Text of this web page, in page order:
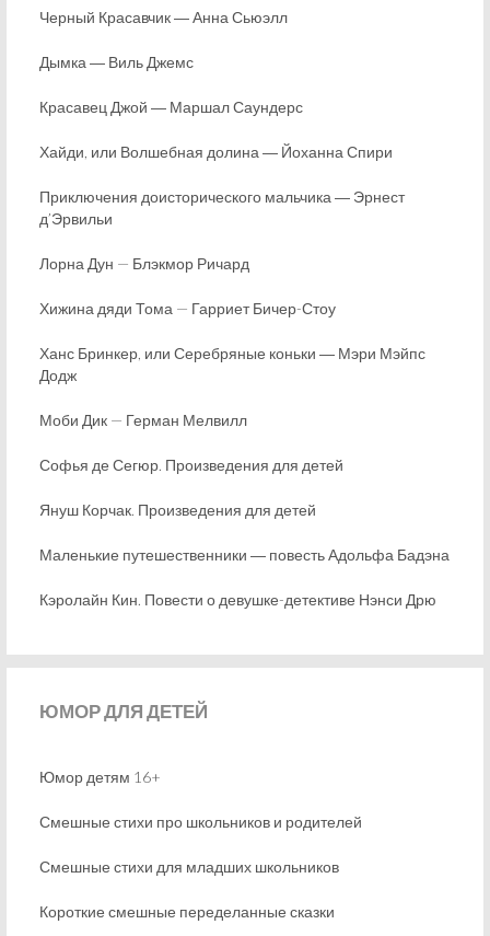
Черный Красавчик ― Анна Сьюэлл
Дымка ― Виль Джемс
Красавец Джой ― Маршал Саундерс
Хайди, или Волшебная долина ― Йоханна Спири
Приключения доисторического мальчика ― Эрнест
д’Эрвильи
Лорна Дун — Блэкмор Ричард
Хижина дяди Тома — Гарриет Бичер-Стоу
Ханс Бринкер, или Серебряные коньки ― Мэри Мэйпс
Додж
Моби Дик — Герман Мелвилл
Софья де Сегюр. Произведения для детей
Януш Корчак. Произведения для детей
Маленькие путешественники ― повесть Адольфа Бадэна
Кэролайн Кин. Повести о девушке-детективе Нэнси Дрю
ЮМОРДЛЯ ДЕТЕЙ
Юмор детям 16+
Смешные стихи про школьников и родителей
Смешные стихи для младших школьников
Короткие смешные переделанные сказки